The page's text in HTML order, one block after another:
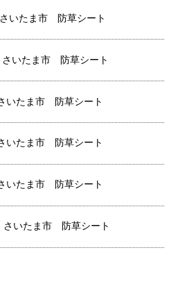
いたま市 防草シート
いたま市 防草シート
いたま市 防草シート
いたま市 防草シート
いたま市 防草シート
いたま市 防草シート